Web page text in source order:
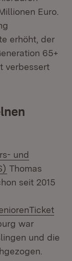
Euro.
erhöht, der
65+
verbessert
und
(Öffnet in
Thomas
seit 2015
war
und die